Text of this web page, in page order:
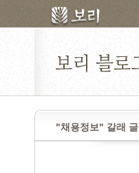
"채용정보" 갈래 글